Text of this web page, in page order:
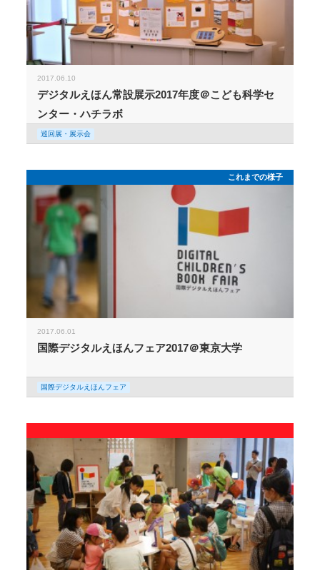
2017.06.10
デジタルえほん常設展示2017年度＠こども科学セ
ンター・ハチラボ
巡回展・展示会
これまでの様子
2017.06.01
国際デジタルえほんフェア2017＠東京大学
国際デジタルえほんフェア